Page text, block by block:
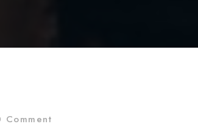
Comment